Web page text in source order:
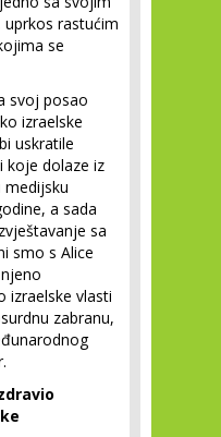
rastućim
se
svoj posao
izraelske
uskratile
koje dolaze iz
medijsku
a sada
sa
smo s Alice
izraelske vlasti
zabranu,